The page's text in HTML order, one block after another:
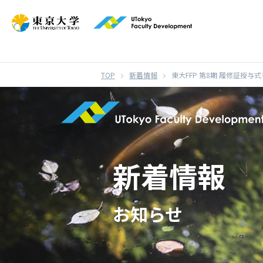
新着情報 東大FFP 第8期 履修証授与
新着情報
お知らせ